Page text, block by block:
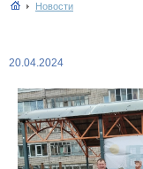
Новости
20.04.2024